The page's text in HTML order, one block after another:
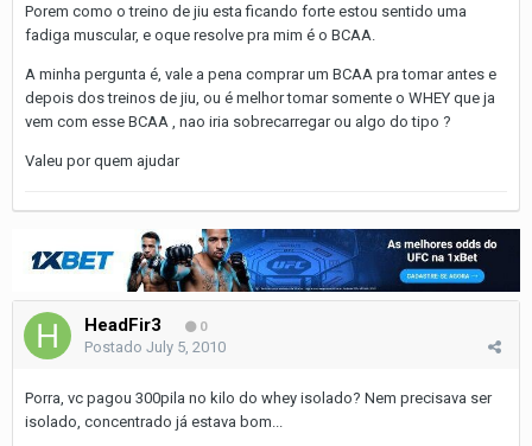
Porem como o treino de jiu esta ficando forte estou sentido uma
fadiga muscular, e oque resolve pra mim é o BCAA.
A minha pergunta é, vale a pena comprar um BCAA pra tomar antes e
depois dos treinos de jiu, ou é melhor tomar somente o WHEY que ja
vem com esse BCAA , nao iria sobrecarregar ou algo do tipo ?
Valeu por quem ajudar
HeadFir3 0
Postado July 5, 2010
Porra, vc pagou 300pila no kilo do whey isolado? Nem precisava ser
isolado, concentrado já estava bom...